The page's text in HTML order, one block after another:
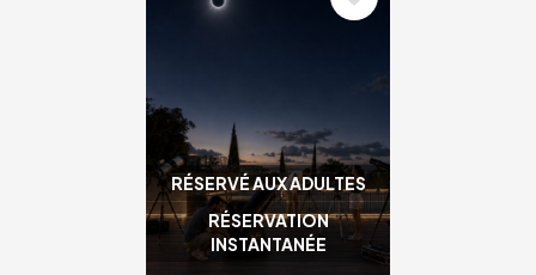
RÉSERVÉ AUX ADULTES
RÉSERVATION
INSTANTANÉE